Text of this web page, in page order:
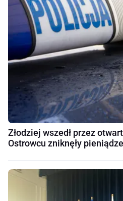
Złodziej wszedł przez
Ostrowcu zniknęły